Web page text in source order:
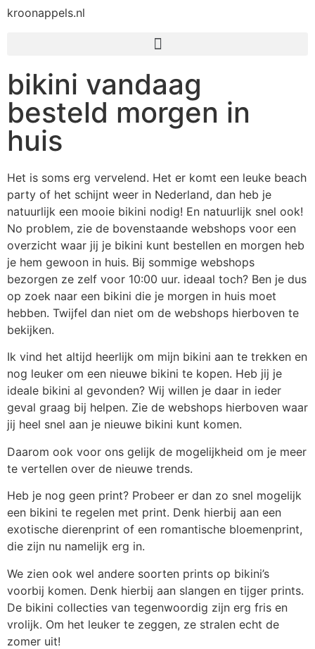
kroonappels.nl
bikini vandaag
besteld morgen in
huis
Het is soms erg vervelend. Het er komt een leuke beach
party of het schijnt weer in Nederland, dan heb je
natuurlijk een mooie bikini nodig! En natuurlijk snel ook!
No problem, zie de bovenstaande webshops voor een
overzicht waar jij je bikini kunt bestellen en morgen heb
je hem gewoon in huis. Bij sommige webshops
bezorgen ze zelf voor 10:00 uur. ideaal toch? Ben je dus
op zoek naar een bikini die je morgen in huis moet
hebben. Twijfel dan niet om de webshops hierboven te
bekijken.
Ik vind het altijd heerlijk om mijn bikini aan te trekken en
nog leuker om een nieuwe bikini te kopen. Heb jij je
ideale bikini al gevonden? Wij willen je daar in ieder
geval graag bij helpen. Zie de webshops hierboven waar
jij heel snel aan je nieuwe bikini kunt komen.
Daarom ook voor ons gelijk de mogelijkheid om je meer
te vertellen over de nieuwe trends.
Heb je nog geen print? Probeer er dan zo snel mogelijk
een bikini te regelen met print. Denk hierbij aan een
exotische dierenprint of een romantische bloemenprint,
die zijn nu namelijk erg in.
We zien ook wel andere soorten prints op bikini’s
voorbij komen. Denk hierbij aan slangen en tijger prints.
De bikini collecties van tegenwoordig zijn erg fris en
vrolijk. Om het leuker te zeggen, ze stralen echt de
zomer uit!